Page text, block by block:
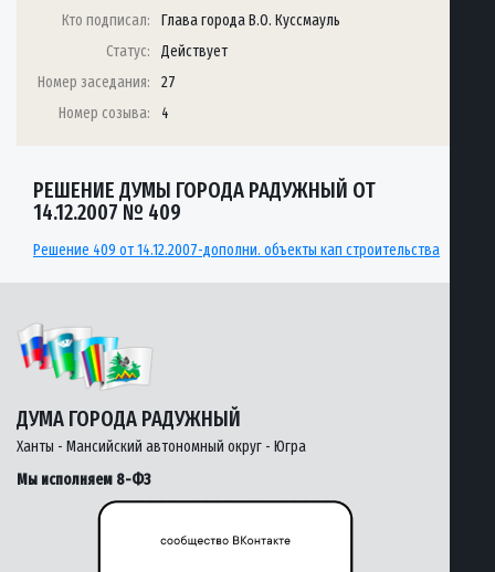
Кто подписал:
Глава города В.О. Куссмауль
Статус:
Действует
Номер заседания:
27
Номер созыва:
4
РЕШЕНИЕ ДУМЫ ГОРОДА РАДУЖНЫЙ ОТ
14.12.2007 № 409
Решение 409 от 14.12.2007-дополни. объекты кап строительства
ДУМА ГОРОДА РАДУЖНЫЙ
Ханты - Мансийский автономный округ - Югра
Мы исполняем 8-ФЗ